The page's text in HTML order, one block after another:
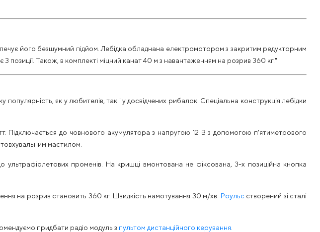
його безшумний підйом. Лебідка обладнана електромотором з закритим редукторним
позиції. Також, в комплекті міцний канат 40 м з навантаженням на розрив 360 кг."
як у любителів, так і у досвідчених рибалок. Спеціальна конструкція лебідки
Підключається до човнового акумулятора з напругою 12 В з допомогою п'ятиметрового
мастилом.
променів. На кришці вмонтована не фіксована, 3-х позиційна кнопка
на розрив становить 360 кг. Швидкість намотування 30 м/хв. Роульс створений зі сталі
придбати радіо модуль з пультом дистанційного керування